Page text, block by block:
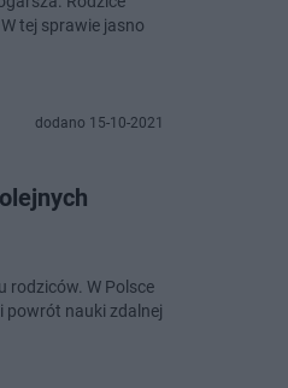
tej sprawie jasno
dodano 15-10-2021
rodziców. W Polsce
powrót nauki zdalnej